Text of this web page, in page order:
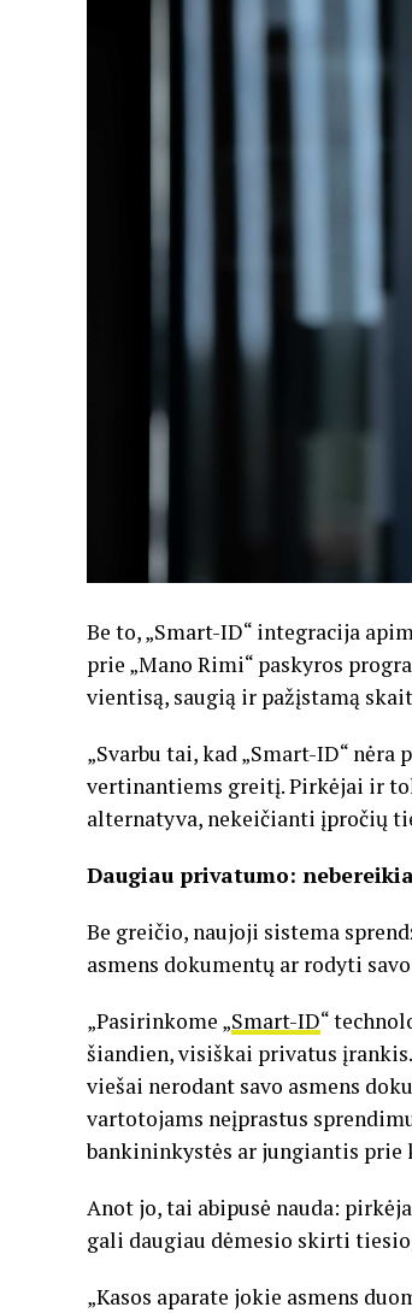
Be to, „Smart-ID“ integracija
prie „Mano Rimi“ paskyros
vientisą, saugią ir pažįstamą
„Svarbu tai, kad „Smart-ID“
vertinantiems greitį. Pirkėjai ir
alternatyva, nekeičianti įpročių
Daugiau privatumo:
Be greičio, naujoji sistema
asmens dokumentų ar rodyti
„Pasirinkome „Smart-ID“
šiandien, visiškai privatus
viešai nerodant savo asmens
vartotojams neįprastus
bankininkystės ar jungiantis prie
Anot jo, tai abipusė nauda:
gali daugiau dėmesio skirti
„Kasos aparate jokie asmens